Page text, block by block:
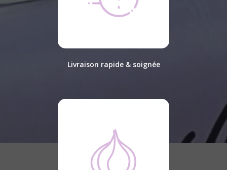
Livraison rapide & soignée